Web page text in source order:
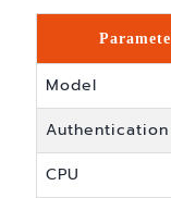
Model
CPU